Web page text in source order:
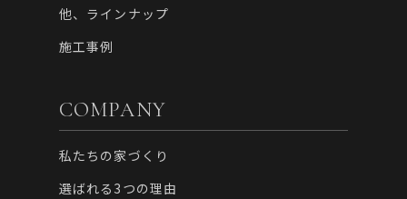
他、ラインナップ
施工事例
COMPANY
私たちの家づくり
選ばれる3つの理由